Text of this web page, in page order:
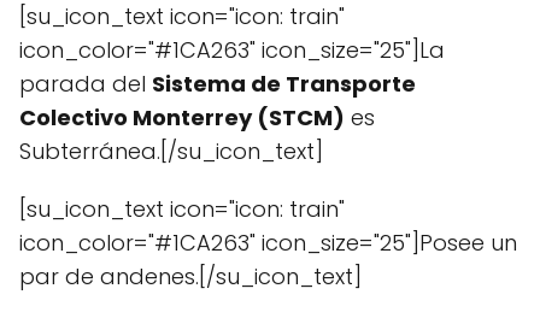
[su_icon_text icon="icon: train"
icon_color="#1CA263" icon_size="25"]La
parada del Sistema de Transporte
Colectivo Monterrey (STCM) es
Subterránea.[/su_icon_text]
[su_icon_text icon="icon: train"
icon_color="#1CA263" icon_size="25"]Posee un
par de andenes.[/su_icon_text]